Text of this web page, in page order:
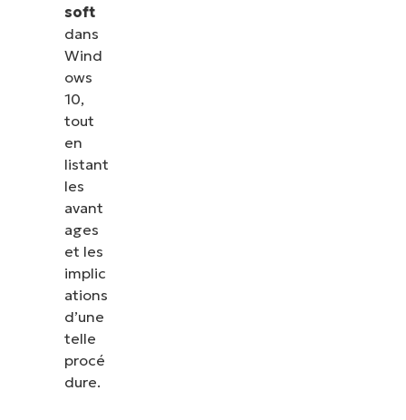
soft
dans
Wind
ows
10,
tout
en
listant
les
avant
ages
et les
implic
ations
d’une
telle
procé
dure.